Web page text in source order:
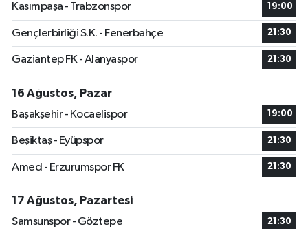
Kasımpaşa - Trabzonspor 19:00
Gençlerbirliği S.K. - Fenerbahçe 21:30
Gaziantep FK - Alanyaspor 21:30
16 Ağustos, Pazar
Başakşehir - Kocaelispor
19:00
Beşiktaş - Eyüpspor 21:30
Amed - Erzurumspor FK 21:30
17 Ağustos, Pazartesi
Samsunspor - Göztepe
21:30